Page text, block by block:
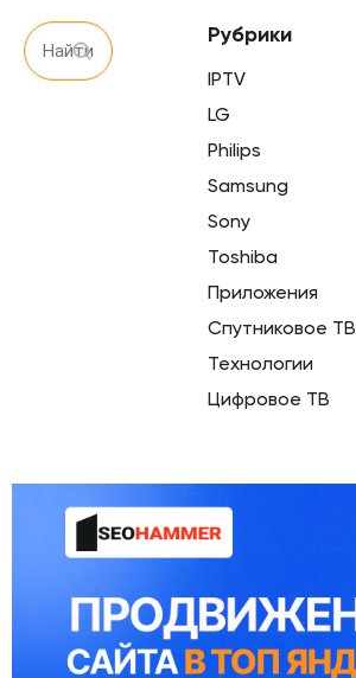
Рубрики
IPTV
LG
Philips
Samsung
Sony
Toshiba
Приложения
Спутниковое ТВ
Технологии
Цифровое ТВ